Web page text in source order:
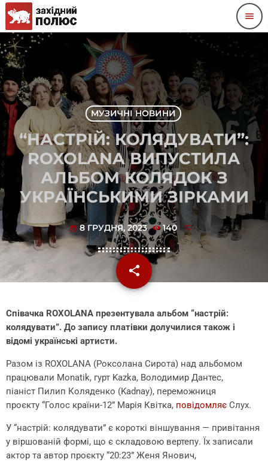
menu
МУЗИЧНІ НОВИНИ
“НАСТРІЙ: КОЛЯДУВАТИ”:
ROXOLANA ВИПУСТИЛА
АЛЬБОМ КОЛЯДОК З
УКРАЇНСЬКИМИ ЗІРКАМИ
today 8 ГРУДНЯ, 2023 140
share
email
Cпівачка ROXOLANA презентувала альбом “настрій:
колядувати”. До запису платівки долучилися також і
відомі українські артисти.
Разом із ROXOLANA (Роксолана Сирота) над альбомом
працювали Monatik, гурт Kazka, Володимир Дантес,
піаніст Пилип Коляденко (Kadnay), переможниця
проєкту “Голос країни-12” Марія Квітка, повідомляє Слух.
У “настрій: колядувати” є короткі віншування — привітання
у віршованій формі, що є складовою вертепу. Їх записали
актор та автор проєкту “20:23” Женя Янович,